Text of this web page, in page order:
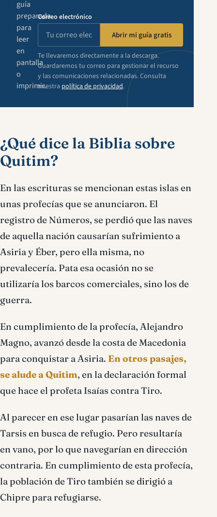
guía
preparada
para
leer
en
pantalla
o
imprimir.
Correo electrónico
Abrir mi guía gratis
Te llevaremos directamente a la descarga.
Guardaremos tu correo para gestionar el recurso
y las comunicaciones relacionadas. Consulta
nuestra política de privacidad.
¿Qué dice la Biblia sobre
Quitim?
En las escrituras se mencionan estas islas en
unas profecías que se anunciaron. El
registro de Números, se perdió que las naves
de aquella nación causarían sufrimiento a
Asiria y Éber, pero ella misma, no
prevalecería. Pata esa ocasión no se
utilizaría los barcos comerciales, sino los de
guerra.
En cumplimiento de la profecía, Alejandro
Magno, avanzó desde la costa de Macedonia
para conquistar a Asiria. En otros pasajes,
se alude a Quitim, en la declaración formal
que hace el profeta Isaías contra Tiro.
Al parecer en ese lugar pasarían las naves de
Tarsis en busca de refugio. Pero resultaría
en vano, por lo que navegarían en dirección
contraria. En cumplimiento de esta profecía,
la población de Tiro también se dirigió a
Chipre para refugiarse.